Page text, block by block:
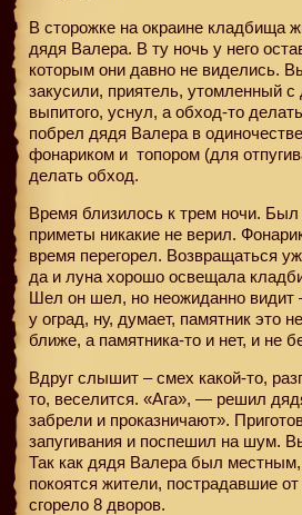
В сторожке на окраине кладбища
дядя Валера. В ту ночь у него
которым они давно не виделись.
закусили, приятель, утомленный с
выпитого, уснул, а обход-то
побрел дядя Валера в
фонариком и топором (для
делать обход.
Время близилось к трем ночи. Был
приметы никакие не верил.
время перегорел. Возвращаться
да и луна хорошо освещала
Шел он шел, но неожиданно видит
у оград, ну, думает, памятник это
ближе, а памятника-то и нет, и не
Вдруг слышит – смех какой-то,
то, веселится. «Ага», — решил
забрели и проказничают».
запугивания и поспешил на шум.
Так как дядя Валера был местным,
покоятся жители, пострадавшие
сгорело 8 дворов.